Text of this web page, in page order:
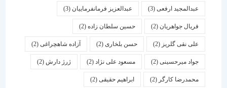
عبدالمجید ارفعی(3) عبدالعزیز فرمانفرماییان(3)
فریال جواهریان(2) حسین سلطان زاده(2)
علی نقی گلریز(2) حسن بلخاری(2) آزاده شاهچراغی(2)
جواد میرحسینی(2) مسعود علی نژاد(2) ژرژ دارش (2)
محمدرضا کارگر(2) ابراهیم حقیقی(2)